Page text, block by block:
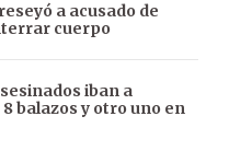
a acusado de
cuerpo
iban a
balazos y otro uno en